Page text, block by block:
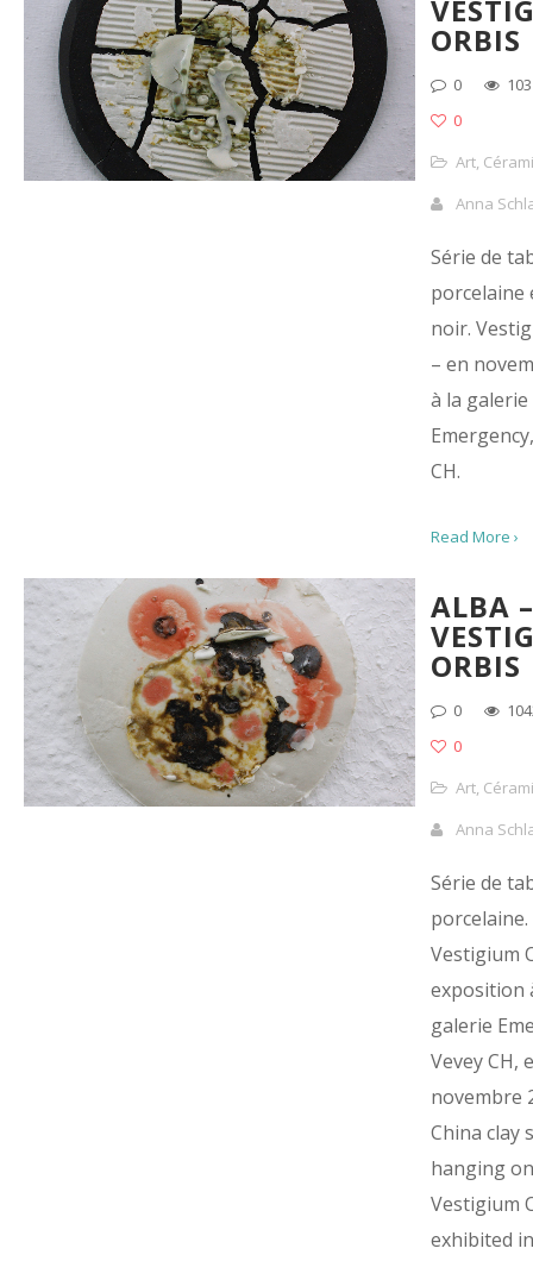
ORBIS
0
0
Art,
Anna
Série de
porcelaine
noir.
– en
à la galerie
CH.
Read More ›
ALBA –
ORBIS
0
0
Art,
Anna
Série de
porcelaine.
Vestigium
exposition
galerie
Vevey CH,
novembre
China clay
hanging
Vestigium
exhibited